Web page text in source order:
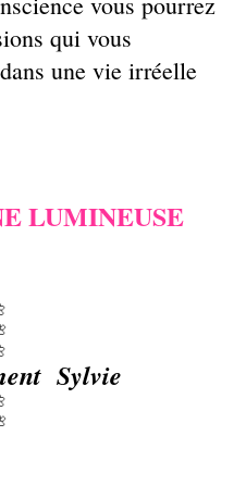
qui vous
une vie irréelle
LUMINEUSE
Sylvie